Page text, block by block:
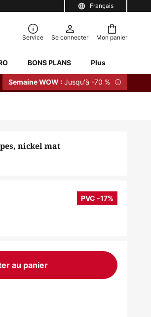
Français
Mon panier
Service Se connecter
BONS PLANS Plus
Semaine WOW : Jusqu'à -70 %
nickel mat
PVC -17%
au panier